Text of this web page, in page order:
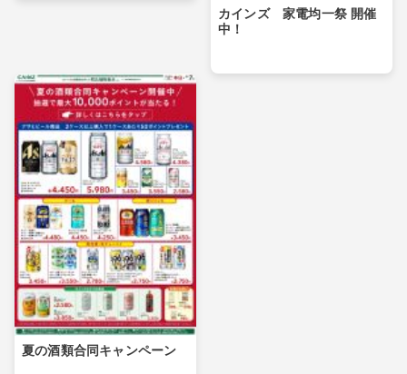
カインズ 家電均一祭 開催
中！
夏の酒類合同キャンペーン